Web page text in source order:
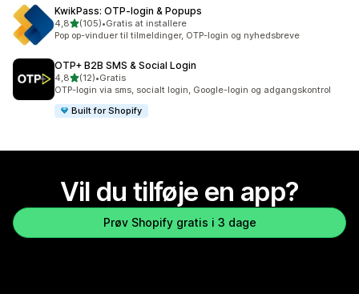
KwikPass: OTP‑login & Popups
4,8ud af 5 stjerner
(105)
105 anmeldelser i alt
•Gratis at installere
Pop op-vinduer til tilmeldinger, OTP-login og nyhedsbreve
OTP+ B2B SMS & Social Login
4,8ud af 5 stjerner
(12)
12 anmeldelser i alt
•Gratis
OTP-login via sms, socialt login, Google-login og adgangskontrol
Built for Shopify
Vil du tilføje en app?
Prøv Shopify gratis i 3 dage